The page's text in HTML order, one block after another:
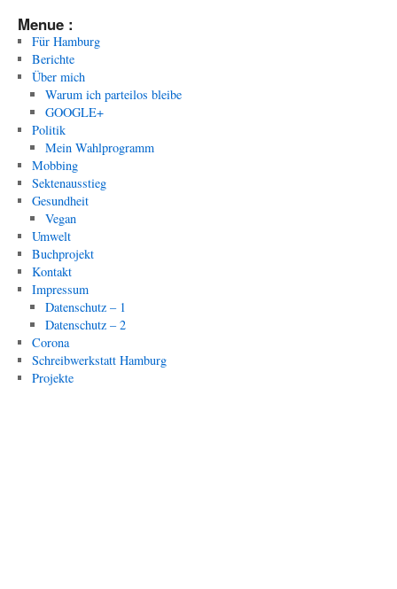
Menue :
Für Hamburg
Berichte
Über mich
Warum ich parteilos bleibe
GOOGLE+
Politik
Mein Wahlprogramm
Mobbing
Sektenausstieg
Gesundheit
Vegan
Umwelt
Buchprojekt
Kontakt
Impressum
Datenschutz – 1
Datenschutz – 2
Corona
Schreibwerkstatt Hamburg
Projekte